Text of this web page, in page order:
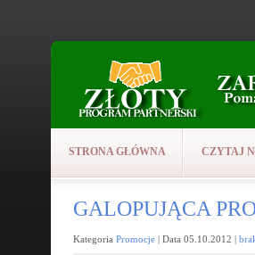
STRONA GŁÓWNA CZYTAJ
GALOPUJĄCA
Kategoria Promocje | Data 05.10.2012 |